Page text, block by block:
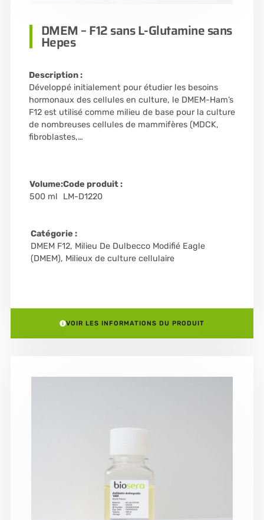
DMEM – F12 sans L-Glutamine sans
Hepes
Description :
Développé initialement pour étudier les besoins
hormonaux des cellules en culture, le DMEM-Ham’s
F12 est utilisé comme milieu de base pour la culture
de nombreuses cellules de mammifères (MDCK,
fibroblastes,…
Volume:
500 ml
Code produit :
LM-D1220
Catégorie :
DMEM F12, Milieu De Dulbecco Modifié Eagle
(DMEM), Milieux de culture cellulaire
VOIR LES INFORMATIONS DU PRODUIT